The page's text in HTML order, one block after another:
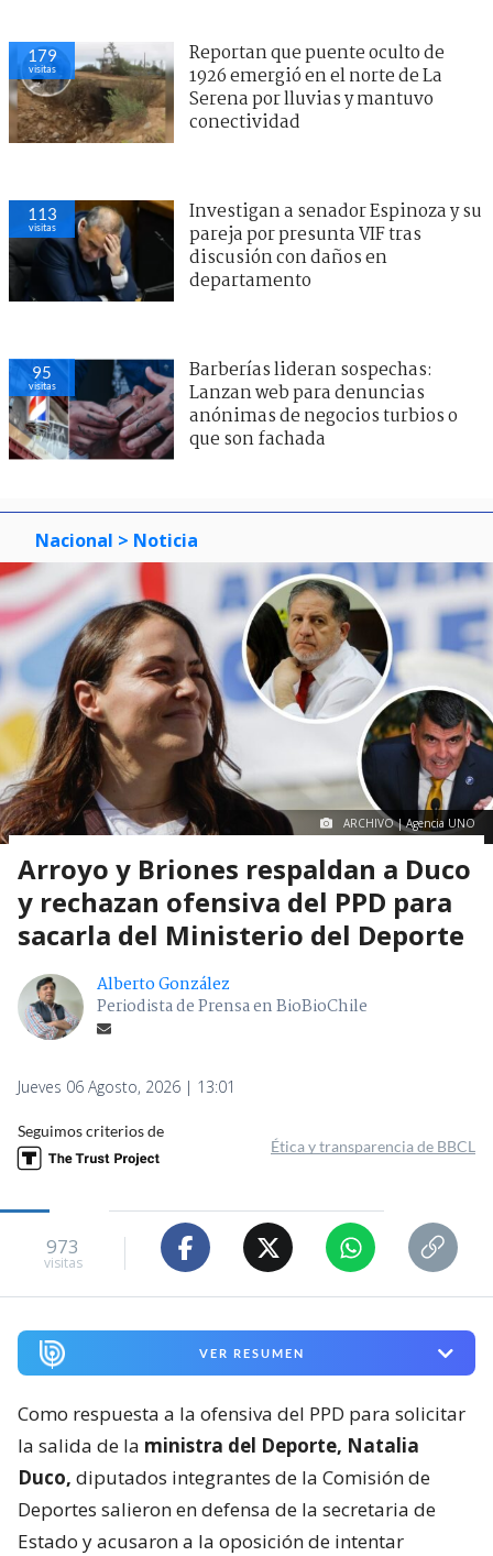
179
visitas
Reportan que puente oculto de
1926 emergió en el norte de La
Serena por lluvias y mantuvo
conectividad
113
visitas
Investigan a senador Espinoza y su
pareja por presunta VIF tras
discusión con daños en
departamento
95
visitas
Barberías lideran sospechas:
Lanzan web para denuncias
anónimas de negocios turbios o
que son fachada
Nacional > Noticia
ARCHIVO | Agencia UNO
Arroyo y Briones respaldan a Duco
y rechazan ofensiva del PPD para
sacarla del Ministerio del Deporte
Alberto González
Periodista de Prensa en BioBioChile
Jueves 06 Agosto, 2026 | 13:01
Seguimos criterios de
Ética y transparencia de BBCL
973
visitas
VER RESUMEN
Como respuesta a la ofensiva del PPD para solicitar
la salida de la ministra del Deporte, Natalia
Duco, diputados integrantes de la Comisión de
Deportes salieron en defensa de la secretaria de
Estado y acusaron a la oposición de intentar